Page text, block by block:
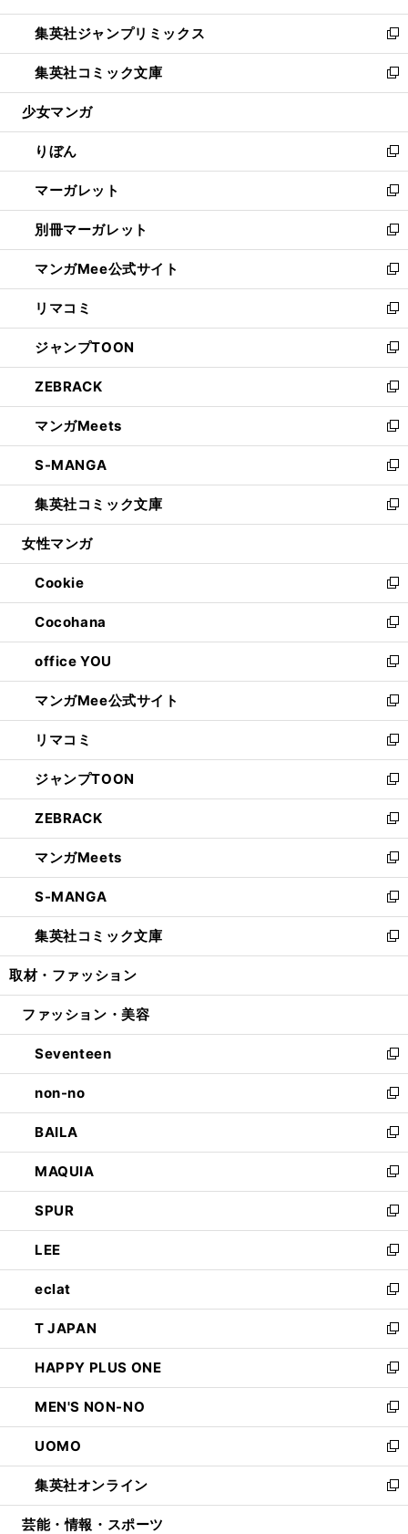
開
く
ウ
で
開
く
ン
ド
ウ
で
開
ウ
ィ
ン
ド
ウ
開
く
し
い
ウ
ィ
ン
ウ
で
開
く
集英社ジャンプリミックス
新
し
い
ウ
ン
ド
ウ
で
開
く
集英社コミック文庫
新
し
ウ
ィ
ン
ド
ウ
で
開
く
少女マンガ
りぼん
新
し
い
ウ
ィ
ン
ド
ウ
で
開
く
マーガレット
新
し
い
ウ
ィ
ン
ド
ウ
で
開
く
別冊マーガレット
新
し
い
ウ
ィ
ン
ド
ウ
で
開
く
マンガMee公式サイト
新
し
い
ウ
ィ
ン
ド
ウ
で
開
く
リマコミ
新
し
い
ウ
ィ
ン
ド
ウ
で
開
く
ジャンプTOON
新
し
い
ウ
ィ
ン
ド
ウ
で
開
ZEBRACK
新
し
い
ウ
ィ
ン
ド
ウ
開
く
マンガMeets
新
し
い
ウ
ィ
ン
ウ
で
開
く
S-MANGA
新
し
い
ウ
ン
ド
ウ
で
開
く
集英社コミック文庫
新
し
ウ
ィ
ン
ド
ウ
で
開
く
女性マンガ
Cookie
新
し
い
ウ
ィ
ン
ド
ウ
で
開
く
Cocohana
新
し
い
ウ
ィ
ン
ド
ウ
で
開
く
office YOU
新
し
い
ウ
ィ
ン
ド
ウ
で
開
く
マンガMee公式サイト
新
し
い
ウ
ィ
ン
ド
ウ
で
開
く
リマコミ
新
し
い
ウ
ィ
ン
ド
ウ
で
開
く
ジャンプTOON
新
し
い
ウ
ィ
ン
ド
ウ
で
開
ZEBRACK
新
し
い
ウ
ィ
ン
ド
ウ
開
マンガMeets
新
し
い
ウ
ィ
ン
ウ
開
く
S-MANGA
新
し
い
ウ
ン
ウ
で
開
く
集英社コミック文庫
新
し
ウ
ン
ド
ウ
で
開
く
取材・ファッション
ファッション・美容
Seventeen
新
し
い
ウ
ィ
ン
ド
ウ
で
開
く
non-no
新
し
い
ウ
ィ
ン
ド
ウ
で
開
く
BAILA
新
し
い
ウ
ィ
ン
ド
ウ
で
開
く
MAQUIA
新
し
い
ウ
ィ
ン
ド
ウ
で
開
く
SPUR
新
し
い
ウ
ィ
ン
ド
ウ
で
開
く
LEE
新
し
い
ウ
ィ
ン
ド
ウ
で
開
く
eclat
新
し
い
ウ
ィ
ン
ド
ウ
で
開
く
T JAPAN
新
し
い
ウ
ィ
ン
ド
ウ
で
開
HAPPY PLUS ONE
新
し
い
ウ
ィ
ン
ド
ウ
MEN'S NON-NO
新
し
い
ウ
ィ
ン
UOMO
新
し
い
ウ
集英社オンライン
新
し
芸能・情報・スポーツ